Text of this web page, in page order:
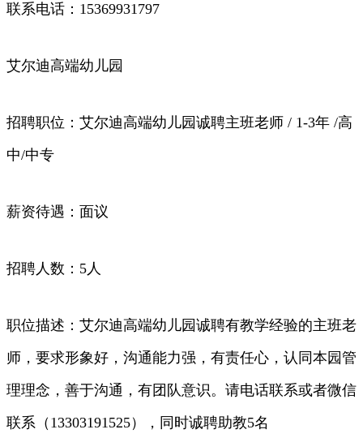
联系电话：15369931797
艾尔迪高端幼儿园
招聘职位：艾尔迪高端幼儿园诚聘主班老师 / 1-3年 /高
中/中专
薪资待遇：面议
招聘人数：5人
职位描述：艾尔迪高端幼儿园诚聘有教学经验的主班老
师，要求形象好，沟通能力强，有责任心，认同本园管
理理念，善于沟通，有团队意识。请电话联系或者微信
联系（13303191525），同时诚聘助教5名